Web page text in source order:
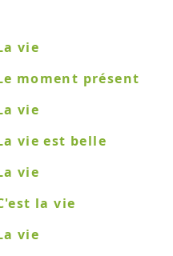
vie
moment présent
vie
vie est belle
vie
la vie
vie